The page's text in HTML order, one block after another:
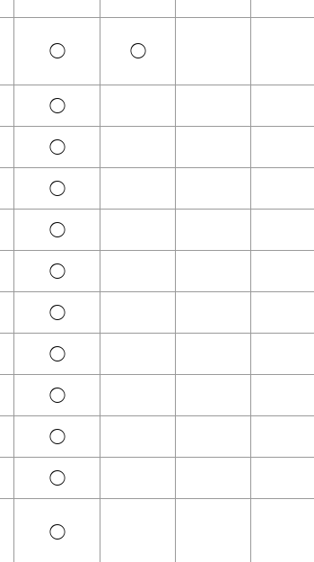
◯ ◯
◯
◯
◯
◯
◯
◯
◯
◯
◯
◯
◯